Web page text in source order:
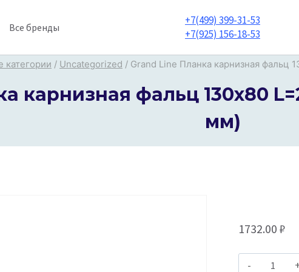
Все бренды
+7(499) 399-31-53
+7(925) 156-18-53
категории / Uncategorized / Grand Line Планка карнизная фальц
карнизная фальц 130х80
мм)
1732.00 ₽